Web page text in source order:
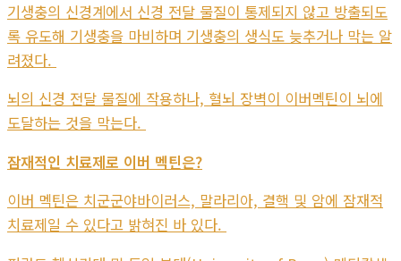
기생충의 신경계에서 신경 전달 물질이 통제되지 않고 방출되도
록 유도해 기생충을 마비하며 기생충의 생식도 늦추거나 막는 알
려졌다.
뇌의 신경 전달 물질에 작용하나, 혈뇌 장벽이 이버멕틴이 뇌에
도달하는 것을 막는다.
잠재적인 치료제로 이버 멕틴은?
이버 멕틴은 치군군야바이러스, 말라리아, 결핵 및 암에 잠재적
치료제일 수 있다고 밝혀진 바 있다.